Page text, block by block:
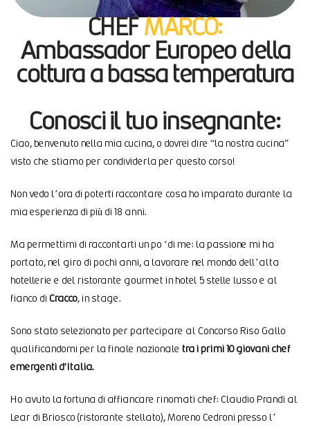
CHEF MARCO:
Ambassador Europeo della
cottura a bassa temperatura
Conosci il tuo insegnante:
Ciao, benvenuto nella mia cucina, o dovrei dire “la nostra cucina”
visto che stiamo per condividerla per questo corso!
Non vedo l’ora di poterti raccontare cosa ho imparato durante la
mia esperienza di più di 18 anni.
Ma permettimi di raccontarti un po ‘di me: la passione mi ha
portato, nel giro di pochi anni, a lavorare nel mondo dell’alta
hotellerie e del ristorante gourmet in hotel 5 stelle lusso e al
fianco di Cracco, in stage.
Sono stato selezionato per partecipare al Concorso Riso Gallo
qualificandomi per la finale nazionale tra i primi 10 giovani chef
emergenti d’Italia.
Ho avuto la fortuna di affiancare rinomati chef: Claudio Prandi al
Lear di Briosco (ristorante stellato), Moreno Cedroni presso l’